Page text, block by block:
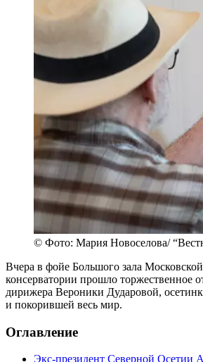
© Фото: Мария Новоселова/
Вчера в фойе Большого зала
консерватории прошло торжественное
дирижера Вероники Дударовой,
и покорившей весь мир.
Оглавление
Экс-президент Северной Осетии